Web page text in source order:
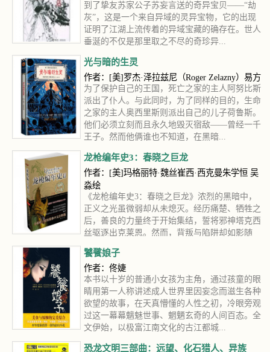
到了挚友苏家公子苏妄言送的奇异宝贝——“劫
灰”，这是一个来自异域的灵异宝物，它的出现
证明了江湖上流传着的异域宝藏的确存在。世人
垂涎的不仅是那里取之不尽的奇珍异...
光与暗的生灵
作者：[美]罗杰·泽拉兹尼（Roger Zelazny）易方
为了保护自己的王国，死亡之家的主人阿努比斯
派出了仆人。与此同时，为了同样的目的，生命
之家的主人奥西里斯则派出自己的儿子荷鲁斯。
他们必须立刻而且永久地毁灭宿敌——曾经一千
王子。然而他俩谁也不知道，在黑暗...
龙枪编年史3：春晓之巨龙
作者：[美]玛格丽特·魏丝崔西·西克曼朱学恒 吴
淼绘
《龙枪编年史3：春晓之巨龙》浓烈的黑暗中，
正义之光虽微弱却从未熄灭。经历痛楚、牺牲之
后，善良的力量终于开始集结，誓将邪神塔克西
丝驱逐出克莱恩。然而，背叛与陷阱却如影随
饕餮娘子
作者：佟婕
本书以十岁的普通小女孩为主角，通过孩童的眼
睛用第一人称讲述成人世界里因妄念而滋生各种
欲望的故事，在天真懵懂的人性之初，冷眼旁观
过这一幕幕魑魅世事、魍魉玄奇的人间百态。全
文伊始，以极富江南文化的古江都城...
恐龙文明三部曲：远望、化石猎人、异族